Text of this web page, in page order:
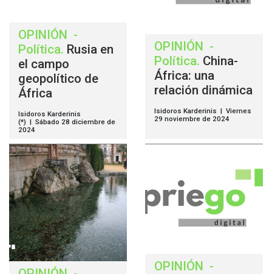
OPINIÓN
-
Política. Rusia en
el campo
geopolítico de
África
Isidoros Karderinis
(*) | Sábado 28 diciembre de
2024
OPINIÓN -
Política. China-
África: una
relación dinámica
Isidoros Karderinis | Viernes
29 noviembre de 2024
OPINIÓN
-